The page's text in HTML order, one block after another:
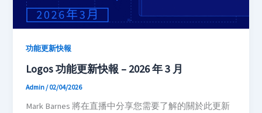
功能更新快報
Logos 功能更新快報 – 2026 年 3 月
Admin/02/04/2026
Mark Barnes 將在直播中分享您需要了解的關於此更新